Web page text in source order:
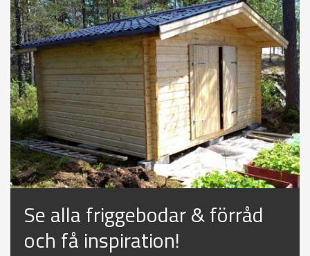
Se alla friggebodar & förråd
och få inspiration!